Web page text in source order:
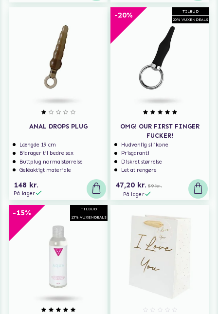
ANAL DROPS PLUG
Længde 19 cm
Bidrager til bedre sex
Buttplug normalstørrelse
Geléaktigt materiale
148 kr.
På lager
TILBUD
20% VUXENDEALS
-20%
OMG! OUR FIRST FINGER
FUCKER!
Hudvenlig silikone
Prisgaranti
Diskret størrelse
Let at rengøre
47,20 kr. 59 kr.
På lager
TILBUD
15% VUXENDEALS
-15%